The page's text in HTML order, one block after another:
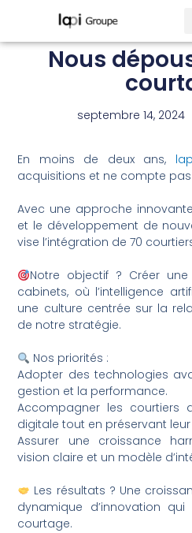
contenu
Nous
septembre 14, 2024
En moins de deux ans,
acquisitions et ne compte pas
Avec une approche
et le développement de
vise l’intégration de 70
Notre objectif ? Créer
cabinets, où l’intelligence
une culture centrée sur la
de notre stratégie.
Nos priorités :
Adopter des technologies
gestion et la performance.
Accompagner les courtiers
digitale tout en préservant
Assurer une croissance
vision claire et un modèle
Les résultats ? Une
dynamique d’innovation
courtage.